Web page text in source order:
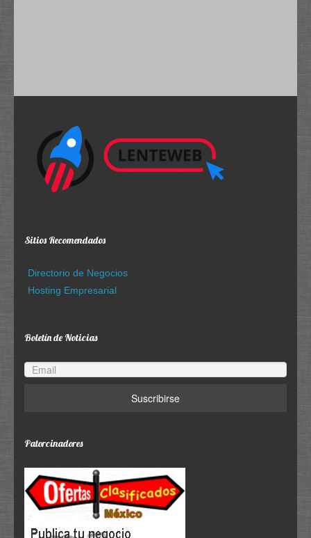
Sitios Recomendados
Directorio de Negocios
Hosting Empresarial
Boletín de Noticias
Patorcinadores